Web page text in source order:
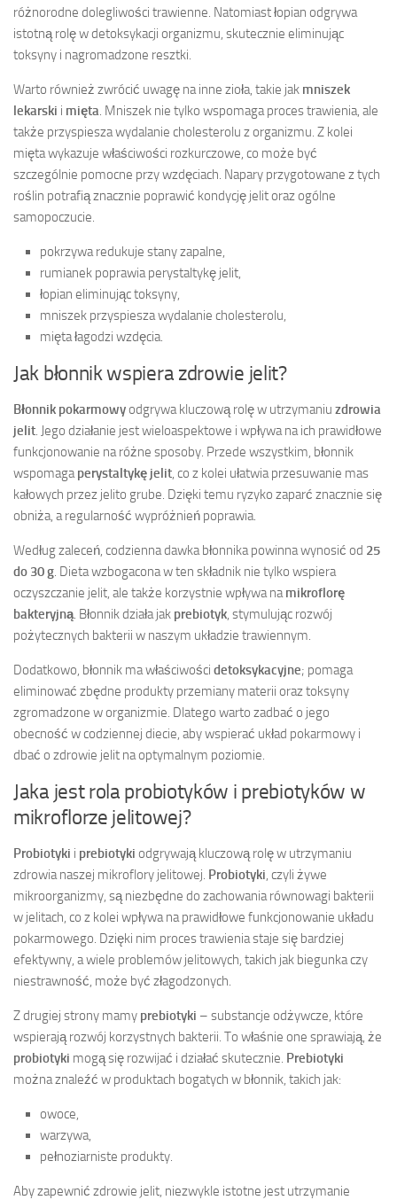
różnorodne dolegliwości trawienne. Natomiast łopian odgrywa
istotną rolę w detoksykacji organizmu, skutecznie eliminując
toksyny i nagromadzone resztki.
Warto również zwrócić uwagę na inne zioła, takie jak mniszek
lekarski i mięta. Mniszek nie tylko wspomaga proces trawienia, ale
także przyspiesza wydalanie cholesterolu z organizmu. Z kolei
mięta wykazuje właściwości rozkurczowe, co może być
szczególnie pomocne przy wzdęciach. Napary przygotowane z tych
roślin potrafią znacznie poprawić kondycję jelit oraz ogólne
samopoczucie.
pokrzywa redukuje stany zapalne,
rumianek poprawia perystaltykę jelit,
łopian eliminując toksyny,
mniszek przyspiesza wydalanie cholesterolu,
mięta łagodzi wzdęcia.
Jak błonnik wspiera zdrowie jelit?
Błonnik pokarmowyodgrywa kluczową rolę w utrzymaniu zdrowia
jelit. Jego działanie jest wieloaspektowe i wpływa na ich prawidłowe
funkcjonowanie na różne sposoby. Przede wszystkim, błonnik
wspomagaperystaltykę jelit, co z kolei ułatwia przesuwanie mas
kałowych przez jelito grube. Dzięki temu ryzyko zaparć znacznie się
obniża, a regularność wypróżnień poprawia.
Według zaleceń, codzienna dawka błonnika powinna wynosić od 25
do 30 g. Dieta wzbogacona w ten składnik nie tylko wspiera
oczyszczanie jelit, ale także korzystnie wpływa namikroflorę
bakteryjną. Błonnik działa jak prebiotyk, stymulując rozwój
pożytecznych bakterii w naszym układzie trawiennym.
Dodatkowo, błonnik ma właściwości detoksykacyjne; pomaga
eliminować zbędne produkty przemiany materii oraz toksyny
zgromadzone w organizmie. Dlatego warto zadbać o jego
obecność w codziennej diecie, aby wspierać układ pokarmowy i
dbać o zdrowie jelit na optymalnym poziomie.
Jaka jest rola probiotyków i prebiotyków w
mikroflorze jelitowej?
Probiotyki i prebiotyki odgrywają kluczową rolę w utrzymaniu
zdrowia naszej mikroflory jelitowej. Probiotyki, czyli żywe
mikroorganizmy, są niezbędne do zachowania równowagi bakterii
w jelitach, co z kolei wpływa na prawidłowe funkcjonowanie układu
pokarmowego. Dzięki nim proces trawienia staje się bardziej
efektywny, a wiele problemów jelitowych, takich jak biegunka czy
niestrawność, może być złagodzonych.
Z drugiej strony mamy prebiotyki – substancje odżywcze, które
wspierają rozwój korzystnych bakterii. To właśnie one sprawiają, że
probiotyki mogą się rozwijać i działać skutecznie. Prebiotyki
można znaleźć w produktach bogatych w błonnik, takich jak:
owoce,
warzywa,
pełnoziarniste produkty.
Aby zapewnić zdrowie jelit, niezwykle istotne jest utrzymanie